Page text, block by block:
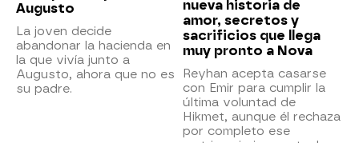
Augusto
La joven decide
abandonar la hacienda en
la que vivía junto a
Augusto, ahora que no es
su padre.
nueva historia de
amor, secretos y
sacrificios que llega
muy pronto a Nova
Reyhan acepta casarse
con Emir para cumplir la
última voluntad de
Hikmet, aunque él rechaza
por completo ese